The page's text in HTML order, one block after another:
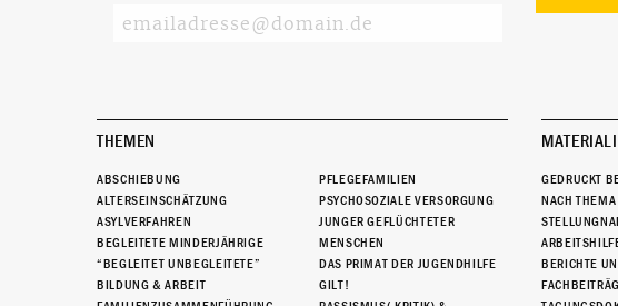
THEMEN
ABSCHIEBUNG
ALTERSEINSCHÄTZUNG
ASYLVERFAHREN
BEGLEITETE MINDERJÄHRIGE
“BEGLEITET UNBEGLEITETE”
BILDUNG & ARBEIT
PFLEGEFAMILIEN
PSYCHOSOZIALE VERSORGUNG
JUNGER GEFLÜCHTETER
MENSCHEN
DAS PRIMAT DER JUGENDHILFE
GILT!
GEDRUCKT
NACH THEMA
BERICHTE